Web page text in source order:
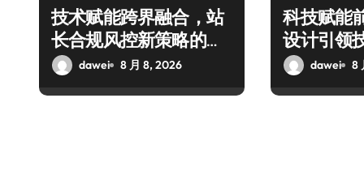
技术赋能跨界融合，站
长合规风控新策略的科
技破局之道
dawei 8 月 8, 2026
科技赋能
设计引领
融合新潮
dawei 8